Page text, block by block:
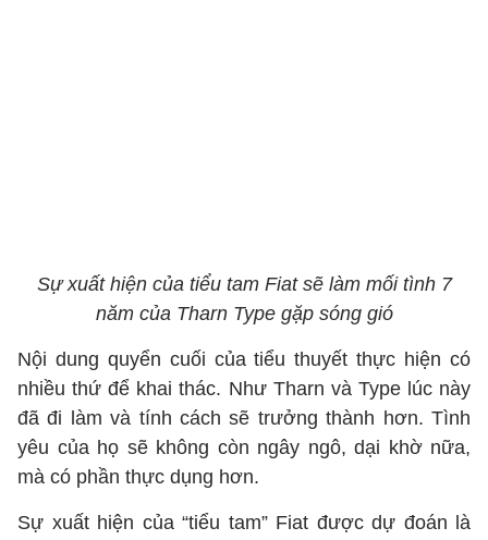
Sự xuất hiện của tiểu tam Fiat sẽ làm mối tình 7
năm của Tharn Type gặp sóng gió
Nội dung quyển cuối của tiểu thuyết thực hiện có
nhiều thứ để khai thác. Như Tharn và Type lúc này
đã đi làm và tính cách sẽ trưởng thành hơn. Tình
yêu của họ sẽ không còn ngây ngô, dại khờ nữa,
mà có phần thực dụng hơn.
Sự xuất hiện của “tiểu tam” Fiat được dự đoán là